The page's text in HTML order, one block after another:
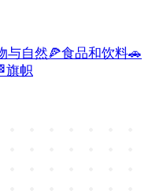
与自然🍕食品和饮料🚗
旗帜